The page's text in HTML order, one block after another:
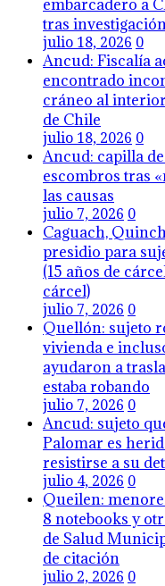
embarcadero a
tras
julio 18, 2026 0
Ancud: Fiscalía
encontrado
cráneo al
de Chile
julio 18, 2026 0
Ancud: capilla
escombros tras
las causas
julio 7, 2026 0
Caguach,
presidio para
(15 años de
cárcel)
julio 7, 2026 0
Quellón: sujeto
vivienda e
ayudaron a
estaba robando
julio 7, 2026 0
Ancud: sujeto
Palomar es
resistirse a su
julio 4, 2026 0
Queilen:
8 notebooks y
de Salud
de citación
julio 2, 2026 0